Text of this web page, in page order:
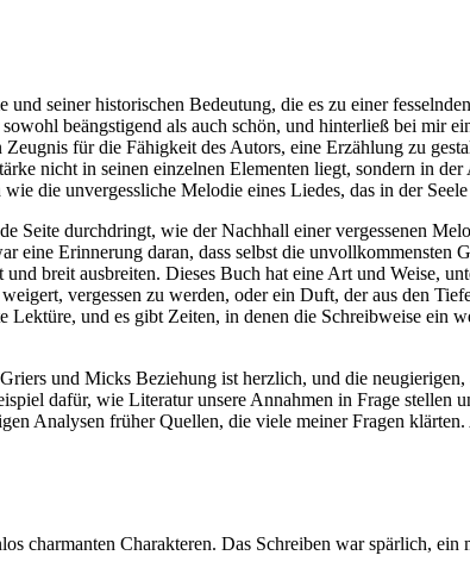
seiner historischen Bedeutung, die es zu einer
beängstigend als auch schön, und hinterließ bei mir
für die Fähigkeit des Autors, eine Erzählung zu
nicht in seinen einzelnen Elementen liegt, sondern in
die unvergessliche Melodie eines Liedes, das in der
Seite durchdringt, wie der Nachhall einer vergessenen
eine Erinnerung daran, dass selbst die unvollkommensten
breit ausbreiten. Dieses Buch hat eine Art und Weise,
vergessen zu werden, oder ein Duft, der aus den
und es gibt Zeiten, in denen die Schreibweise ein
und Micks Beziehung ist herzlich, und die
dafür, wie Literatur unsere Annahmen in Frage stellen
Analysen früher Quellen, die viele meiner Fragen
charmanten Charakteren. Das Schreiben war spärlich,